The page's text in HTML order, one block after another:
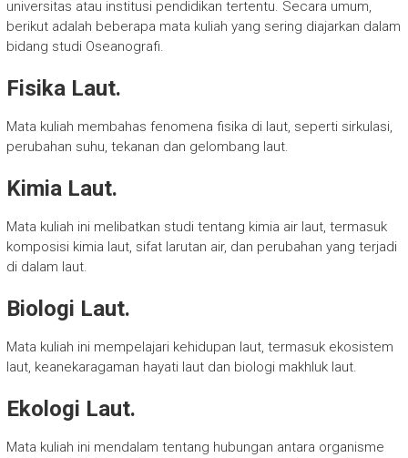
universitas atau institusi pendidikan tertentu. Secara umum,
berikut adalah beberapa mata kuliah yang sering diajarkan dalam
bidang studi Oseanografi.
Fisika Laut.
Mata kuliah membahas fenomena fisika di laut, seperti sirkulasi,
perubahan suhu, tekanan dan gelombang laut.
Kimia Laut.
Mata kuliah ini melibatkan studi tentang kimia air laut, termasuk
komposisi kimia laut, sifat larutan air, dan perubahan yang terjadi
di dalam laut.
Biologi Laut.
Mata kuliah ini mempelajari kehidupan laut, termasuk ekosistem
laut, keanekaragaman hayati laut dan biologi makhluk laut.
Ekologi Laut.
Mata kuliah ini mendalam tentang hubungan antara organisme